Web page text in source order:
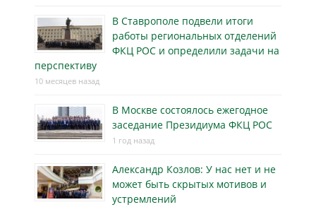
В Ставрополе подвели итоги
работы региональных отделений
ФКЦ РОС и определили задачи на
перспективу
10 месяцев назад
В Москве состоялось ежегодное
заседание Президиума ФКЦ РОС
1 год назад
Александр Козлов: У нас нет и не
может быть скрытых мотивов и
устремлений